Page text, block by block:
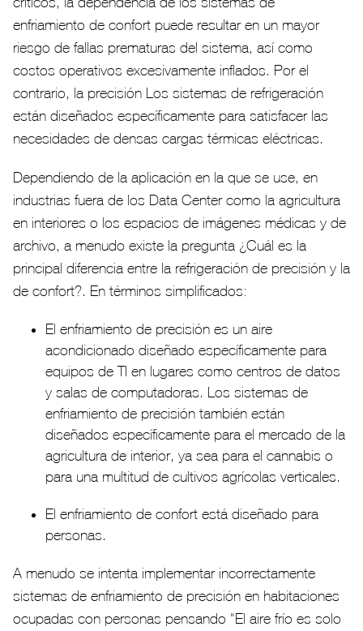
enfriamiento de confort puede resultar en un mayor
riesgo de fallas prematuras del sistema, así como
costos operativos excesivamente inflados. Por el
contrario, la precisión Los sistemas de refrigeración
están diseñados específicamente para satisfacer las
necesidades de densas cargas térmicas eléctricas.
Dependiendo de la aplicación en la que se use, en
industrias fuera de los Data Center como la agricultura
en interiores o los espacios de imágenes médicas y de
archivo, a menudo existe la pregunta ¿Cuál es la
principal diferencia entre la refrigeración de precisión y la
de confort?. En términos simplificados:
El enfriamiento de precisión es un aire
acondicionado diseñado específicamente para
equipos de TI en lugares como centros de datos
y salas de computadoras. Los sistemas de
enfriamiento de precisión también están
diseñados específicamente para el mercado de la
agricultura de interior, ya sea para el cannabis o
para una multitud de cultivos agrícolas verticales.
El enfriamiento de confort está diseñado para
personas.
A menudo se intenta implementar incorrectamente
sistemas de enfriamiento de precisión en habitaciones
ocupadas con personas pensando "El aire frío es solo